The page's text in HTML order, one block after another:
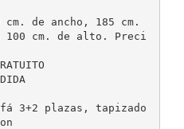
de ancho, 185 cm.
100 cm. de alto. Preci
3+2 plazas, tapizado